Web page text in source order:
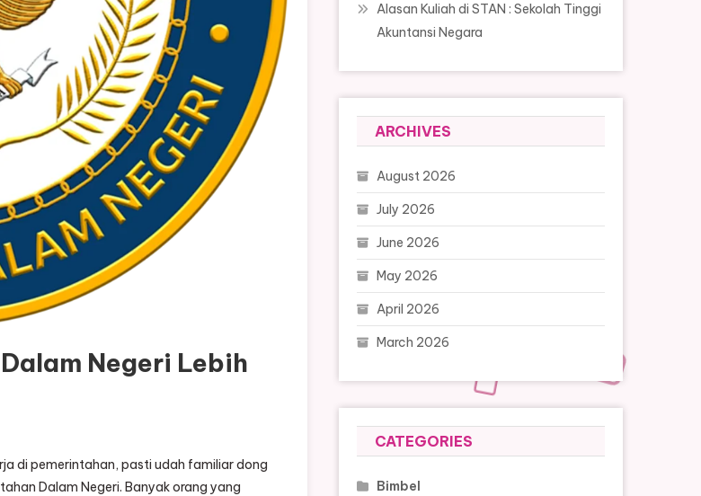
Negeri Lebih
di pemerintahan, pasti udah familiar dong
Dalam Negeri. Banyak orang yang
Alasan Kuliah di STAN : Sekolah Tinggi
Akuntansi Negara
ARCHIVES
August 2026
July 2026
June 2026
May 2026
April 2026
March 2026
CATEGORIES
Bimbel